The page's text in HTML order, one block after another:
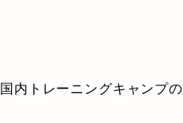
内トレーニングキャンプの